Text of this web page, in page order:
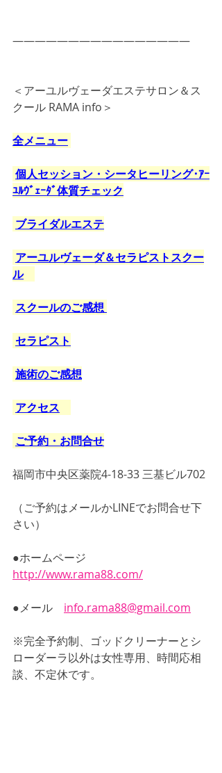
――――――――――――――――
＜アーユルヴェーダエステサロン＆ス
クール RAMA info＞
全メニュー
個人セッション・シータヒーリング･ｱｰ
ﾕﾙｳﾞｪｰﾀﾞ体質チェック
ブライダルエステ
アーユルヴェーダ＆セラピストスクー
ル
スクールのご感想
セラピスト
施術のご感想
アクセス
ご予約・お問合せ
福岡市中央区薬院4-18-33 三基ビル702
（ご予約はメールかLINEでお問合せ下
さい）
●ホームページ
http://www.rama88.com/
●メール info.rama88@gmail.com
※完全予約制、ゴッドクリーナーとシ
ローダーラ以外は女性専用、時間応相
談、不定休です。